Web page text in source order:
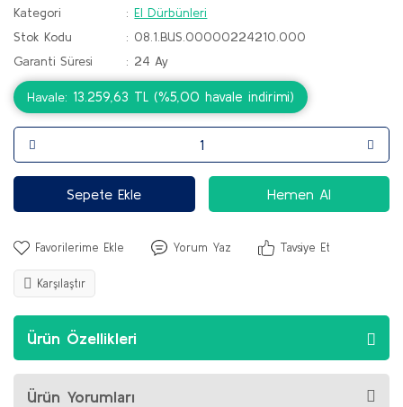
Kategori
El Dürbünleri
Stok Kodu
08.1.BUS.00000224210.000
Garanti Süresi
24 Ay
Havale 13.259,63 TL (%5,00 havale indirimi)
Sepete Ekle Hemen Al
Yorum Yaz Tavsiye Et
Karşılaştır
Ürün Özellikleri
Ürün Yorumları